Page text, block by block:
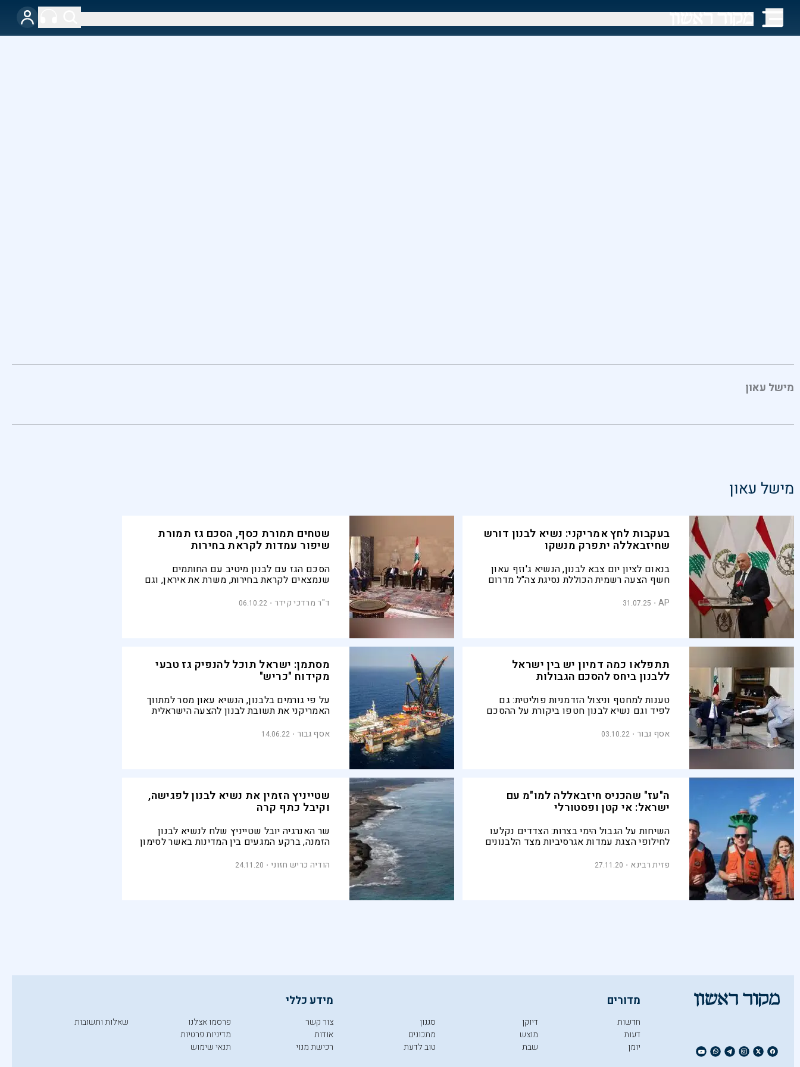
מישל עאון
מישל עאון
בעקבות לחץ אמריקני: נשיא לבנון דורש
שחיזבאללה יתפרק מנשקו
בנאום לציון יום צבא לבנון, הנשיא ג'וזף עאון
חשף הצעה רשמית הכוללת נסיגת צה"ל מדרום
הצבא
AP
31.07.25
שטחים תמורת כסף, הסכם גז תמורת
שיפור עמדות לקראת בחירות
הסכם הגז עם לבנון מיטיב עם החותמים
שנמצאים לקראת בחירות, משרת את איראן, וגם
עקרוניות בהסכם בין לפיד לנסראללה
ד"ר מרדכי קידר 06.10.22
תתפלאו כמה דמיון יש בין ישראל
ללבנון ביחס להסכם הגבולות
טענות למחטף וניצול הזדמניות פוליטית: גם
לפיד וגם נשיא לבנון חטפו ביקורת על ההסכם
אסף גבור 03.10.22
מסתמן: ישראל תוכל להנפיק גז טבעי
מקידוח "כריש"
על פי גורמים בלבנון, הנשיא עאון מסר למתווך
האמריקני את תשובת לבנון להצעה הישראלית
בים התיכון, וממנה עולה כי הלבנונים יאפשרו
לישראל להפיק גז מהשדה, אך תחת תנאים
אסף גבור 14.06.22
ה"עז" שהכניס חיזבאללה למו"מ עם
ישראל: אי קטן ופסטורלי
השיחות על הגבול הימי בצרות: הצדדים נקלעו
לחילופי הצגת עמדות אגרסיביות מצד הלבנונים
מחלוקת. השר שטייניץ: "הם נפגעים יותר. אנחנו
פזית רבינא 27.11.20
שטייניץ הזמין את נשיא לבנון לפגישה,
וקיבל כתף קרה
שר האנרגיה יובל שטייניץ שלח לנשיא לבנון
הזמנה, ברקע המגעים בין המדינות באשר לסימון
המעטה
הודיה כריש חזוני 24.11.20
מדורים
חדשות
דעות
יומן
דיוקן
מוצש
שבת
סגנון
מתכונים
טוב לדעת
מידע כללי
צור קשר
אודות
רכישת מנוי
פרסמו אצלנו
מדיניות פרטיות
תנאי שימוש
שאלות ותשובות